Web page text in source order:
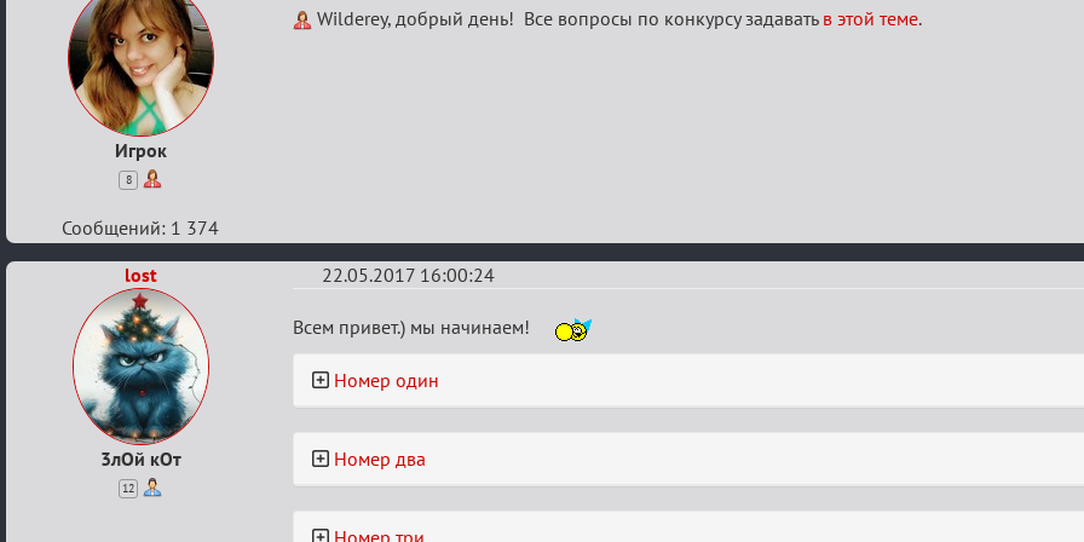
Игрок
8
Re:Wilderey, добрый день! Все вопросы по конкурсу задавать в этой теме.
Сообщений: 1 374
lost
3лОй кОт
12
22.05.2017 16:00:24
Re:
Летний
ажиотаж
Всем привет.) мы начинаем!
Номер один
Номер два
Номер три